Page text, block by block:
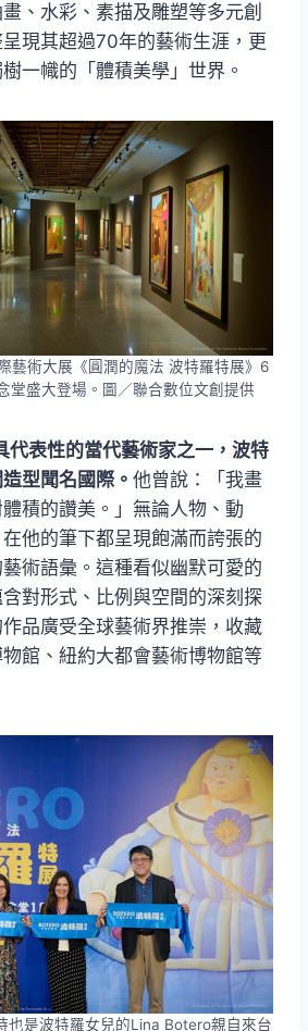
畫、水彩、素描及雕塑等多元創
現其超過70年的藝術生涯，更
一幟的「體積美學」世界。
藝術大展《圓潤的魔法 波特羅特展》6
堂盛大登場。圖／聯合數位文創提供
表性的當代藝術家之一，波特
型聞名國際。 他曾說：「我畫
積的讚美。」無論人物、動
他的筆下都呈現飽滿而誇張的
術語彙。這種看似幽默可愛的
對形式、比例與空間的深刻探
品廣受全球藝術界推崇，收藏
館、紐約大都會藝術博物館等
也是波特羅女兒的Lina Botero親自來台